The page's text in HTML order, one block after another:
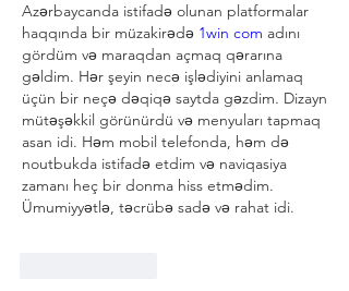
Azərbaycanda istifadə olunan platformalar
haqqında bir müzakirədə 1win com adını
gördüm və maraqdan açmaq qərarına
gəldim. Hər şeyin necə işlədiyini anlamaq
üçün bir neçə dəqiqə saytda gəzdim. Dizayn
mütəşəkkil görünürdü və menyuları tapmaq
asan idi. Həm mobil telefonda, həm də
noutbukda istifadə etdim və naviqasiya
zamanı heç bir donma hiss etmədim.
Ümumiyyətlə, təcrübə sadə və rahat idi.